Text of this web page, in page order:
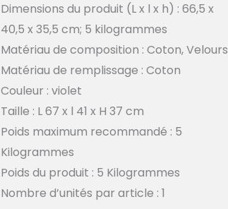
Dimensions du produit (L x l x h) : 66,5 x
40,5 x 35,5 cm; 5 kilogrammes
Matériau de composition : Coton, Velours
Matériau de remplissage : Coton
Couleur : violet
Taille : L 67 x l 41 x H 37 cm
Poids maximum recommandé : 5
Kilogrammes
Poids du produit : 5 Kilogrammes
Nombre d’unités par article : 1